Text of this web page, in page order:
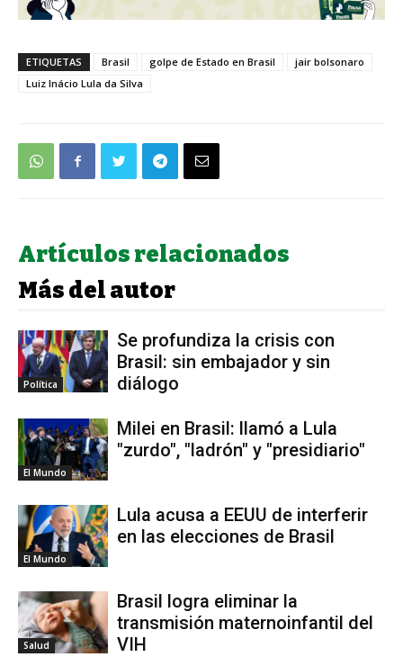
ETIQUETAS Brasil golpe de Estado en Brasil
jair bolsonaro
Luiz Inácio Lula da Silva
Artículos relacionados
Más del autor
Política
Se profundiza la crisis con
Brasil: sin embajador y sin
diálogo
El Mundo
Milei en Brasil: llamó a Lula
"zurdo", "ladrón" y "presidiario"
El Mundo
Lula acusa a EEUU de interferir
en las elecciones de Brasil
Salud
Brasil logra eliminar la
transmisión maternoinfantil del
VIH